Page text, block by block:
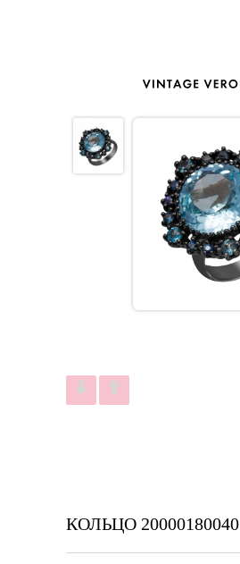
КОЛЬЦО 20000180040